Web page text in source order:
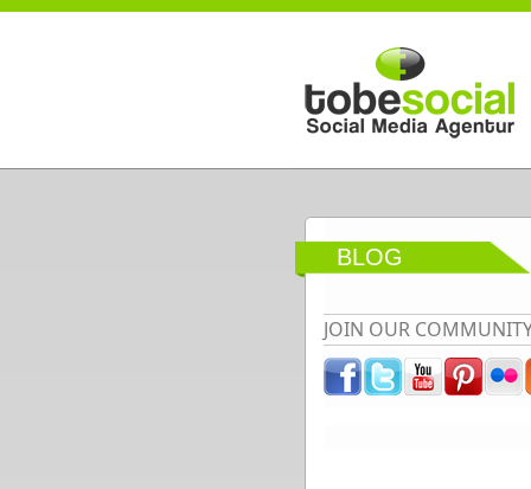
Direkt zum Inhalt
BLOG
JOIN OUR